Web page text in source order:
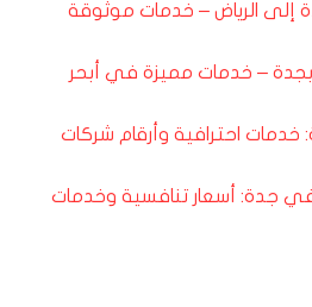
الرياض – خدمات موثوقة
– خدمات مميزة في أبحر
احترافية وأرقام شركات
جدة: أسعار تنافسية وخدمات